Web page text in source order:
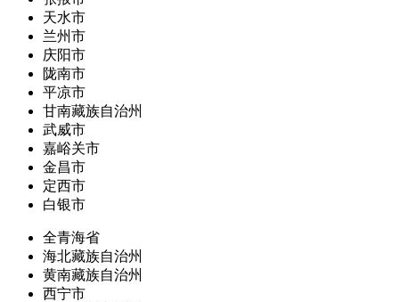
天水市
兰州市
庆阳市
陇南市
平凉市
甘南藏族自治州
武威市
嘉峪关市
金昌市
定西市
白银市
全青海省
海北藏族自治州
黄南藏族自治州
西宁市